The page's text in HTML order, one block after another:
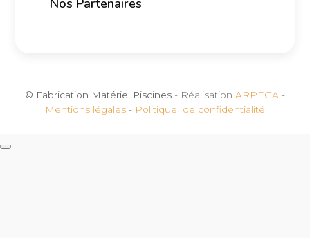
© Fabrication Matériel Piscines - Réalisation ARPEGA -
Mentions légales - Politique de confidentialité